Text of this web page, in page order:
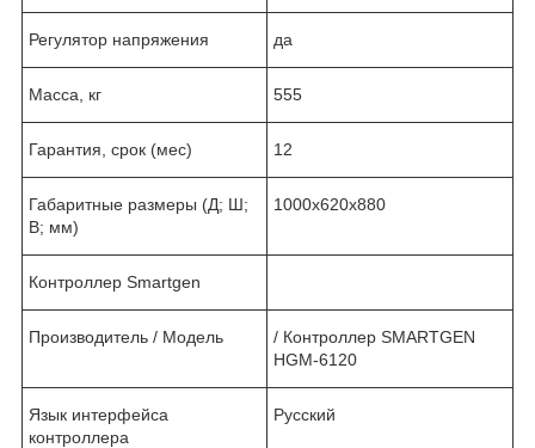
Регулятор напряжения да
Масса, кг 555
Гарантия, срок (мес) 12
Габаритные размеры (Д; Ш;
В; мм)
1000х620х880
Контроллер Smartgen
Производитель / Модель
/ Контроллер SMARTGEN
HGM-6120
Язык интерфейса
контроллера
Русский